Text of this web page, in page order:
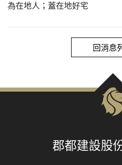
為在地人；蓋在地好宅
回消息
郡都建設股